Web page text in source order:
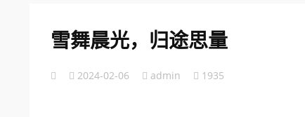
雪舞晨光，归途思量
2024-02-06 admin 1935